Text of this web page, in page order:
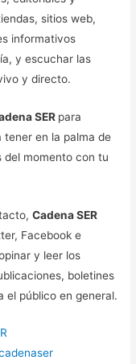
sitios web,
informativos
y escuchar las
y directo.
SER para
en la palma de
del momento con tu
Cadena SER
Facebook e
y leer los
boletines
el público en general.